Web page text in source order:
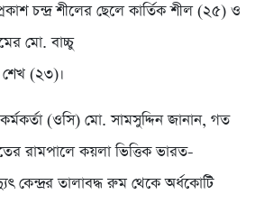
চন্দ্র শীলের ছেলে কার্তিক শীল (২৫) ও
মো. বাচ্চু
শেখ (২৩)।
কর্মকর্তা (ওসি) মো. সামসুদ্দিন জানান, গত
রামপালে কয়লা ভিত্তিক ভারত-
কেন্দ্রর তালাবদ্ধ রুম থেকে অর্ধকোটি